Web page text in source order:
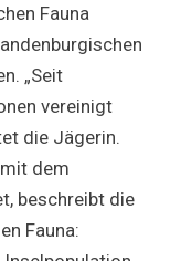
Fauna
„Seit
vereinigt
die Jägerin.
dem
beschreibt die
Fauna: